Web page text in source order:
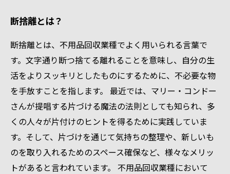
断捨離とは？
断捨離とは、不用品回収業種でよく用いられる言葉で
す。文字通り断つ捨てる離れることを意味し、自分の生
活をよりスッキリとしたものにするために、不必要な物
を手放すことを指します。 最近では、マリー・コンドー
さんが提唱する片づける魔法の法則としても知られ、多
くの人々が片付けのヒントを得るために実践していま
す。そして、片づけを通じて気持ちの整理や、新しいも
のを取り入れるためのスペース確保など、様々なメリッ
トがあると言われています。 不用品回収業種において